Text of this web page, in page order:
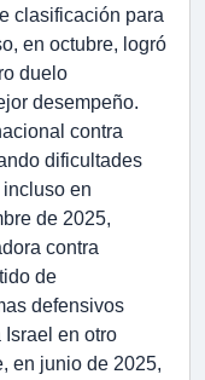
clasificación para
en octubre, logró
duelo
desempeño.
contra
dificultades
en
de 2025,
contra
de
defensivos
Israel en otro
en junio de 2025,